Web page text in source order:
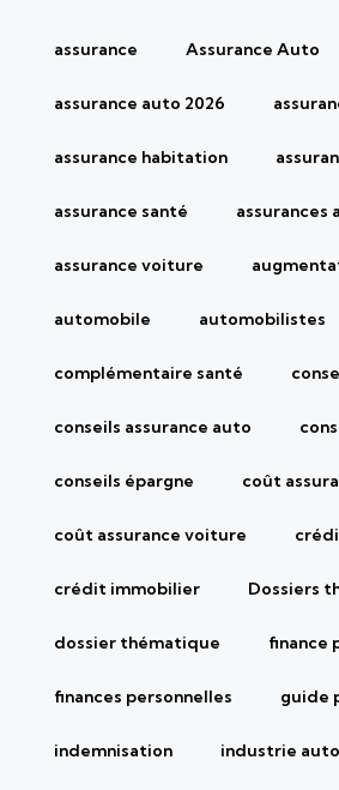
assurance Assurance Auto
assurance auto 2026
assurance habitation
assurance santé assurances
assurance voiture
automobile automobilistes
complémentaire santé
conseils assurance auto
conseils épargne coût
coût assurance voiture
crédit immobilier Dossiers
dossier thématique finance
finances personnelles guide
indemnisation industrie